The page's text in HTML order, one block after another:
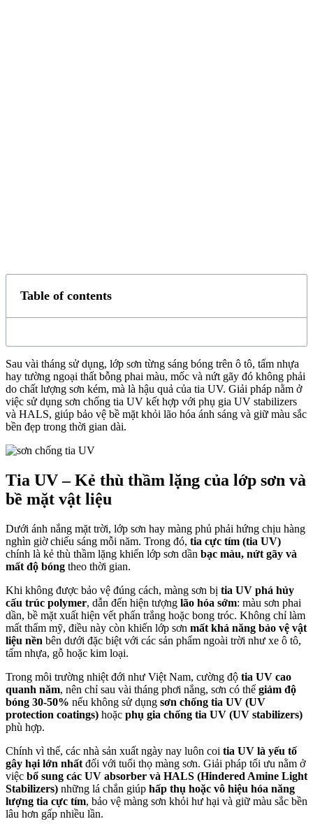
Table of contents
Sau vài tháng sử dụng, lớp sơn từng sáng bóng trên ô tô, tấm nhựa
hay tường ngoại thất bỗng phai màu, mốc và nứt gãy đó không phải
do chất lượng sơn kém, mà là hậu quả của tia UV. Giải pháp nằm ở
việc sử dụng sơn chống tia UV kết hợp với phụ gia UV stabilizers
và HALS, giúp bảo vệ bề mặt khỏi lão hóa ánh sáng và giữ màu sắc
bền đẹp trong thời gian dài.
Tia UV – Kẻ thù thầm lặng của lớp sơn và
bề mặt vật liệu
Dưới ánh nắng mặt trời, lớp sơn hay màng phủ phải hứng chịu hàng
nghìn giờ chiếu sáng mỗi năm. Trong đó, tia cực tím (tia UV)
chính là kẻ thù thầm lặng khiến lớp sơn dần bạc màu, nứt gãy và
mất độ bóng theo thời gian.
Khi không được bảo vệ đúng cách, màng sơn bị tia UV phá hủy
cấu trúc polymer, dẫn đến hiện tượng lão hóa sớm: màu sơn phai
dần, bề mặt xuất hiện vết phấn trắng hoặc bong tróc. Không chỉ làm
mất thẩm mỹ, điều này còn khiến lớp sơn mất khả năng bảo vệ vật
liệu nền bên dưới đặc biệt với các sản phẩm ngoài trời như xe ô tô,
tấm nhựa, gỗ hoặc kim loại.
Trong môi trường nhiệt đới như Việt Nam, cường độ tia UV cao
quanh năm, nên chỉ sau vài tháng phơi nắng, sơn có thể giảm độ
bóng 30-50% nếu không sử dụng sơn chống tia UV (UV
protection coatings) hoặc phụ gia chống tia UV (UV stabilizers)
phù hợp.
Chính vì thế, các nhà sản xuất ngày nay luôn coi tia UV là yếu tố
gây hại lớn nhất đối với tuổi thọ màng sơn. Giải pháp tối ưu nằm ở
việc bổ sung các UV absorber và HALS (Hindered Amine Light
Stabilizers) những lá chắn giúp hấp thụ hoặc vô hiệu hóa năng
lượng tia cực tím, bảo vệ màng sơn khỏi hư hại và giữ màu sắc bền
lâu hơn gấp nhiều lần.